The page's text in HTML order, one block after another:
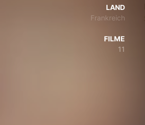
LAND
Frankreich
FILME
11